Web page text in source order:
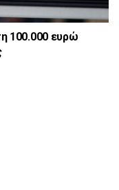
100.000 ευρώ